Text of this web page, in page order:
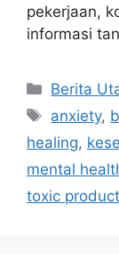
pekerjaan,
informasi
C
a
e
g
o
Berita
T
a
s
anxiety,
healing,
mental
toxic